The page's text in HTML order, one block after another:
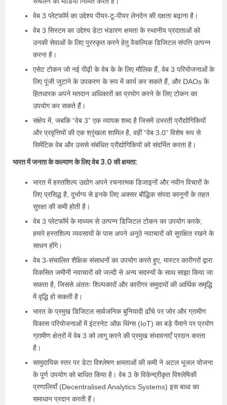
वेब 3 प्लेटफॉर्म का उद्देश्य पीयर-टू-पीयर लेनदेन की दक्षता बढ़ाना है।
वेब 3 सिस्टम का उद्देश्य डेटा भंडारण क्षमता के स्थानीय प्रदाताओं को
उनकी सेवाओं के लिए पुरस्कृत करने हेतु वैकल्पिक डिजिटल संपत्ति उत्पन्न
करना है।
एसेट टोकन जो नई पीढ़ी के वेब के के लिए मौलिक हैं, वेब 3 परियोजनाओं के
लिए पूंजी जुटाने के उपकरण के रूप में कार्य कर सकते हैं, और DAOs के
हितधारक अपने मतदान अधिकारों का प्रयोग करने के लिए टोकन का
उपयोग कर सकते हैं।
संक्षेप में, जबकि “वेब 3” एक व्यापक शब्द है जिसमें उभरती प्रौद्योगिकियों
और प्रवृत्तियों की एक श्रृंखला शामिल है, वहीं “वेब 3.0” विशेष रूप से
सिमेंटिक वेब और उससे संबंधित प्रौद्योगिकियों को संदर्भित करता है।
भारत में जनता के कल्याण के लिए वेब 3.0 की क्षमता:
भारत में हस्तशिल्प उद्योग अपने रचनात्मक डिजाइनों और नवीन विचारों के
लिए प्रसिद्ध है, दुर्भाग्य से इनके लिए अक्सर बौद्धिक संपदा कानूनों के तहत
सुरक्षा की कमी होती है।
वेब 3 प्लेटफॉर्म के माध्यम से उत्पन्न डिजिटल टोकन का उपयोग करके,
हमारे हस्तशिल्प व्यवसायों के पास अपने अनूठे नवाचारों को सुरक्षित रखने के
साधन होंगे।
वेब 3-संचालित शैक्षिक संसाधनों का उपयोग करते हुए, मास्टर कारीगरों द्वारा
विकसित जमीनी नवाचारों को जल्दी से अन्य सदस्यों के साथ साझा किया जा
सकता है, जिससे अंततः शिल्पकारों और कारीगर समुदायों की आर्थिक समृद्धि
में वृद्धि हो सकती है।
भारत के प्रमुख डिजिटल सार्वजनिक बुनियादी ढाँचे पर जोर और ग्रामीण
विकास परियोजनाओं में इंटरनेट ऑफ़ थिंग्स (IoT) का बड़े पैमाने पर प्रयोग
ग्रामीण क्षेत्रों में वेब 3 को लागू करने की प्रमुख संभावनाएँ प्रदान करता
है।
सामुदायिक स्तर पर डेटा विश्लेषण क्षमताओं की कमी ने अटल भूजल योजना
के पूर्ण उपयोग को बाधित किया है। वेब 3 के विकेन्द्रीकृत विश्लेषिकी
प्रणालियाँ (Decentralised Analytics Systems) इस बाधा का
समाधान प्रदान करती हैं।